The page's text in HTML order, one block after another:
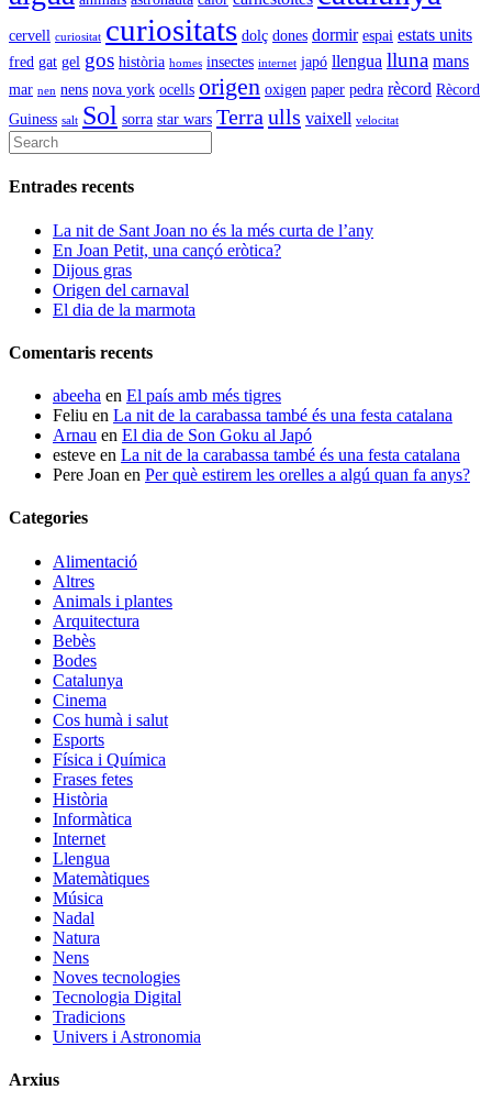
cervell curiositat curiositats dolç dones dormir espai estats units
fred gat gel gos història homes insectes internet japó llengua lluna mans
mar nen nens nova york ocells origen oxigen paper pedra rècord Rècord
Guiness salt Sol sorra star wars Terra ulls vaixell velocitat
Entrades recents
La nit de Sant Joan no és la més curta de l’any
En Joan Petit, una cançó eròtica?
Dijous gras
Origen del carnaval
El dia de la marmota
Comentaris recents
abeeha en El país amb més tigres
Feliu en La nit de la carabassa també és una festa catalana
Arnau en El dia de Son Goku al Japó
esteve en La nit de la carabassa també és una festa catalana
Pere Joan en Per què estirem les orelles a algú quan fa anys?
Categories
Alimentació
Altres
Animals i plantes
Arquitectura
Bebès
Bodes
Catalunya
Cinema
Cos humà i salut
Esports
Física i Química
Frases fetes
Història
Informàtica
Internet
Llengua
Matemàtiques
Música
Nadal
Natura
Nens
Noves tecnologies
Tecnologia Digital
Tradicions
Univers i Astronomia
Arxius